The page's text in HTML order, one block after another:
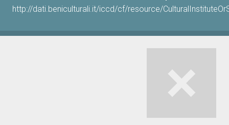
http://dati.beniculturali.it/iccd/cf/resource/